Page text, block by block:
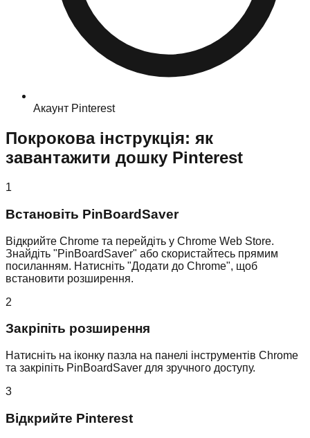
Акаунт Pinterest
Покрокова інструкція: як
завантажити дошку Pinterest
1
Встановіть PinBoardSaver
Відкрийте Chrome та перейдіть у Chrome Web Store.
Знайдіть "PinBoardSaver" або скористайтесь прямим
посиланням. Натисніть "Додати до Chrome", щоб
встановити розширення.
2
Закріпіть розширення
Натисніть на іконку пазла на панелі інструментів Chrome
та закріпіть PinBoardSaver для зручного доступу.
3
Відкрийте Pinterest